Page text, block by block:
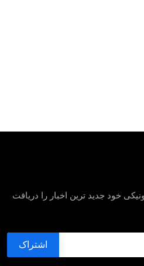
خود جدید ترین اخبار را دریافت